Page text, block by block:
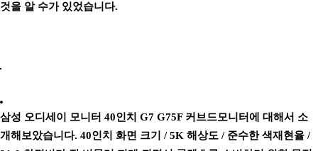
것을 알 수가 있었습니다.
삼성 오디세이 모니터 40인치 G7 G75F 커브드모니터에 대해서 소
개해보았습니다. 40인치 화면 크기 / 5K 해상도 / 준수한 색재현율 /